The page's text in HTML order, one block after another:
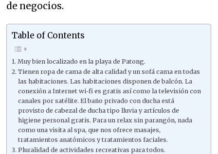
de negocios.
Table of Contents
Muy bien localizado en la playa de Patong.
Tienen ropa de cama de alta calidad y un sofá cama en todas
las habitaciones. Las habitaciones disponen de balcón. La
conexión a Internet wi-fi es gratis así como la televisión con
canales por satélite. El baño privado con ducha está
provisto de cabezal de ducha tipo lluvia y artículos de
higiene personal gratis. Para un relax sin parangón, nada
como una visita al spa, que nos ofrece masajes,
tratamientos anatómicos y tratamientos faciales.
Pluralidad de actividades recreativas para todos.